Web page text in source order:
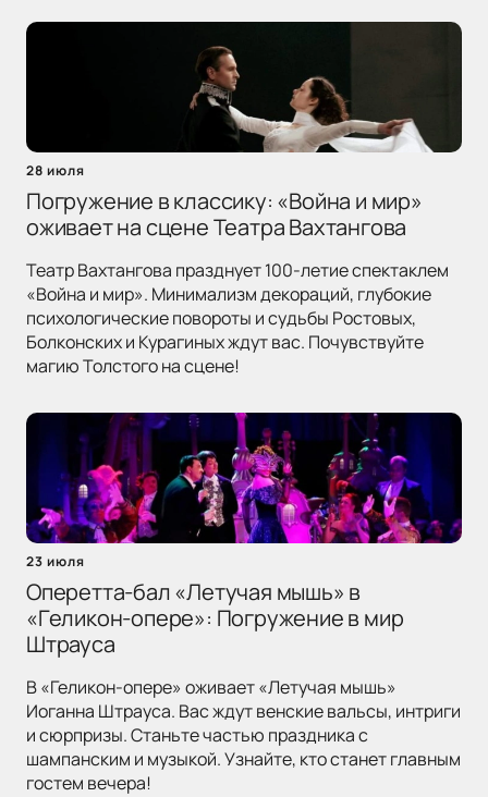
28 июля
Погружение в классику: «Война и мир»
оживает на сцене Театра Вахтангова
Театр Вахтангова празднует 100-летие спектаклем
«Война и мир». Минимализм декораций, глубокие
психологические повороты и судьбы Ростовых,
Болконских и Курагиных ждут вас. Почувствуйте
магию Толстого на сцене!
23 июля
Оперетта-бал «Летучая мышь» в
«Геликон-опере»: Погружение в мир
Штрауса
В «Геликон-опере» оживает «Летучая мышь»
Иоганна Штрауса. Вас ждут венские вальсы, интриги
и сюрпризы. Станьте частью праздника с
шампанским и музыкой. Узнайте, кто станет главным
гостем вечера!